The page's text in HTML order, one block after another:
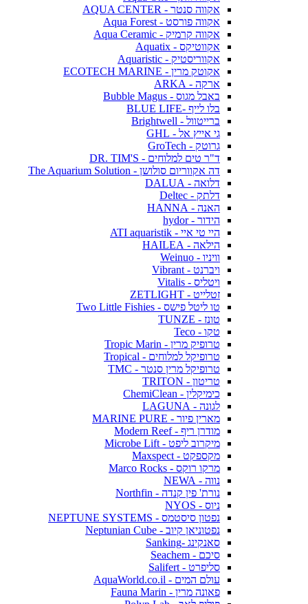
אקווה סנטר - AQUA CENTER
אקווה פורסט - Aqua Forest
אקווה קרמיק - Aqua Ceramic
אקווטיקס - Aquatix
אקווריסטיק - Aquaristic
אקוטק מרין - ECOTECH MARINE
ארקה - ARKA
באבל מגוס - Bubble Magus
בלו לייף -BLUE LIFE
ברייטוול - Brightwell
גי אייץ אל - GHL
גרוטק - GroTech
ד"ר טים למלוחים - DR. TIM'S
דה אקווריום סולושן - The Aquarium Solution
דלואה - DALUA
דלתק - Deltec
האנה - HANNA
הידור - hydor
היי טי איי - ATI aquaristik
הילאה - HAILEA
וויניו - Weinuo
ויברנט - Vibrant
ויטליס - Vitalis
זטלייט - ZETLIGHT
טו ליטל פישס - Two Little Fishies
טונז - TUNZE
טקו - Teco
טרופיק מרין - Tropic Marin
טרופיקל למלוחים - Tropical
טרופיקל מרין סנטר - TMC
טריטון - TRITON
כימיקלין - ChemiClean
לגונה - LAGUNA
מארין פיור - MARINE PURE
מודרן ריף - Modern Reef
מיקרוב ליפט - Microbe Lift
מקספקט - Maxspect
מרקו רוקס - Marco Rocks
נווה - NEWA
נורת' פין קנדה - Northfin
ניוס - NYOS
נפטון סיסטמס - NEPTUNE SYSTEMS
נפטוניאן קיוב - Neptunian Cube
סאנקינג -Sanking
סיכם - Seachem
סליפרט - Salifert
עולם המים - AquaWorld.co.il
פאונה מרין - Fauna Marin